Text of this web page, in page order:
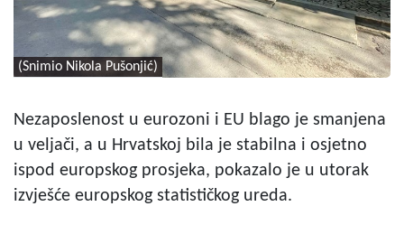
(Snimio Nikola Pušonjić)
Nezaposlenost u eurozoni i EU blago je smanjena
u veljači, a u Hrvatskoj bila je stabilna i osjetno
ispod europskog prosjeka, pokazalo je u utorak
izvješće europskog statističkog ureda.